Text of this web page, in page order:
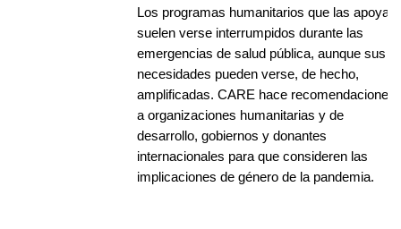
Los programas humanitarios que las apoyan
suelen verse interrumpidos durante las
emergencias de salud pública, aunque sus
necesidades pueden verse, de hecho,
amplificadas. CARE hace recomendaciones
a organizaciones humanitarias y de
desarrollo, gobiernos y donantes
internacionales para que consideren las
implicaciones de género de la pandemia.